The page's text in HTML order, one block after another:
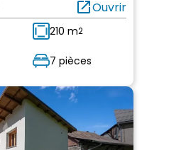
open_in_newOuvrir
210 m2
7 pièces